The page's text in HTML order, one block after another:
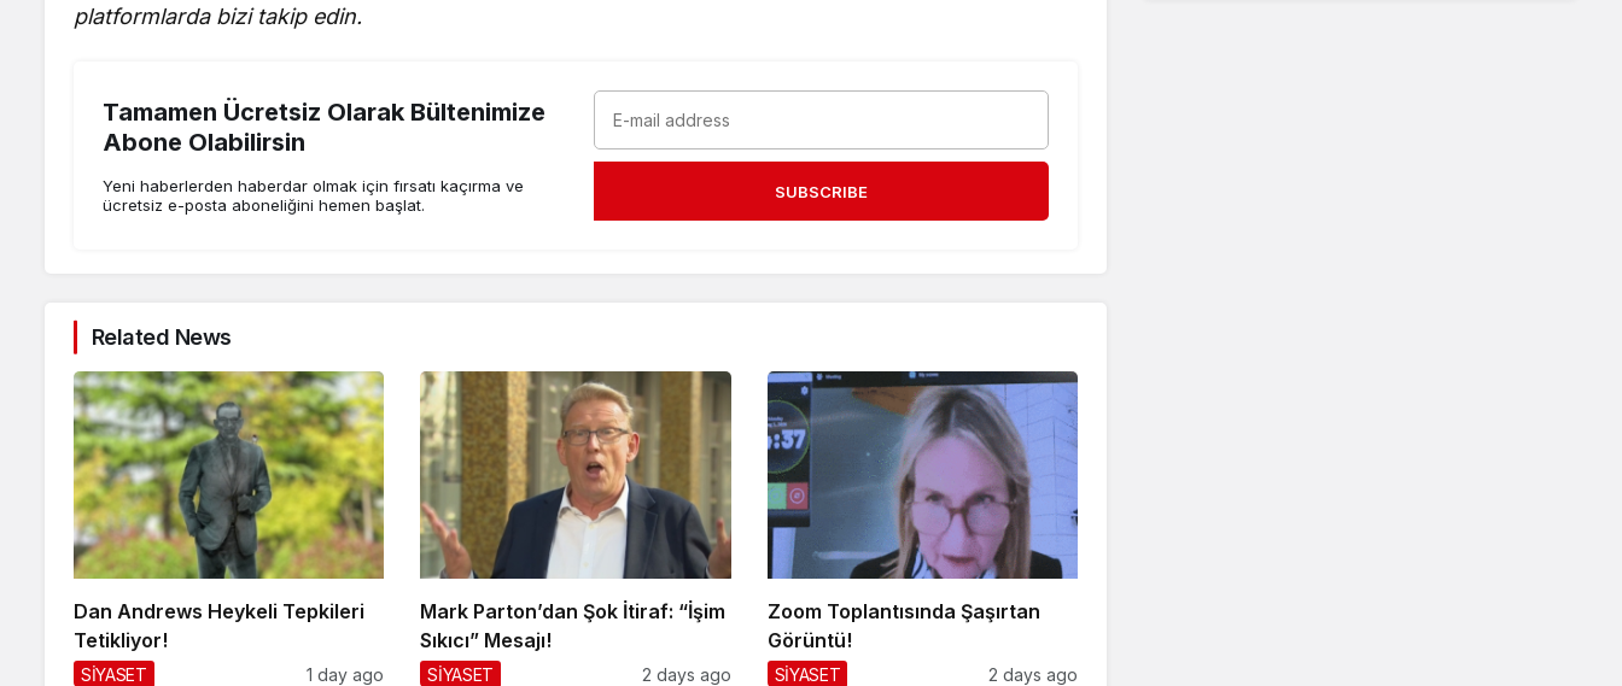
platformlarda bizi takip edin.
Tamamen Ücretsiz Olarak Bültenimize
Abone Olabilirsin
Yeni haberlerden haberdar olmak için fırsatı kaçırma ve
ücretsiz e-posta aboneliğini hemen başlat.
SUBSCRIBE
Related News
Dan Andrews Heykeli Tepkileri
Tetikliyor!
SİYASET 1 day ago
Mark Parton’dan Şok İtiraf: “İşim
Sıkıcı” Mesajı!
SİYASET 2 days ago
Zoom Toplantısında Şaşırtan
Görüntü!
SİYASET 2 days ago